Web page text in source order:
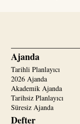
Ajanda
Tarihli Planlayıcı
2026 Ajanda
Akademik Ajanda
Tarihsiz Planlayıcı
Süresiz Ajanda
Defter